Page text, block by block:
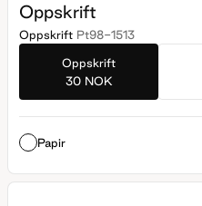
Oppskrift
Oppskrift Pt98-1513
Oppskrift
30 NOK
Papir